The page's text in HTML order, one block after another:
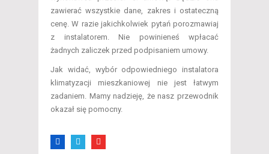
zawierać wszystkie dane, zakres i ostateczną
cenę. W razie jakichkolwiek pytań porozmawiaj
z instalatorem. Nie powinieneś wpłacać
żadnych zaliczek przed podpisaniem umowy.
Jak widać, wybór odpowiedniego instalatora
klimatyzacji mieszkaniowej nie jest łatwym
zadaniem. Mamy nadzieję, że nasz przewodnik
okazał się pomocny.